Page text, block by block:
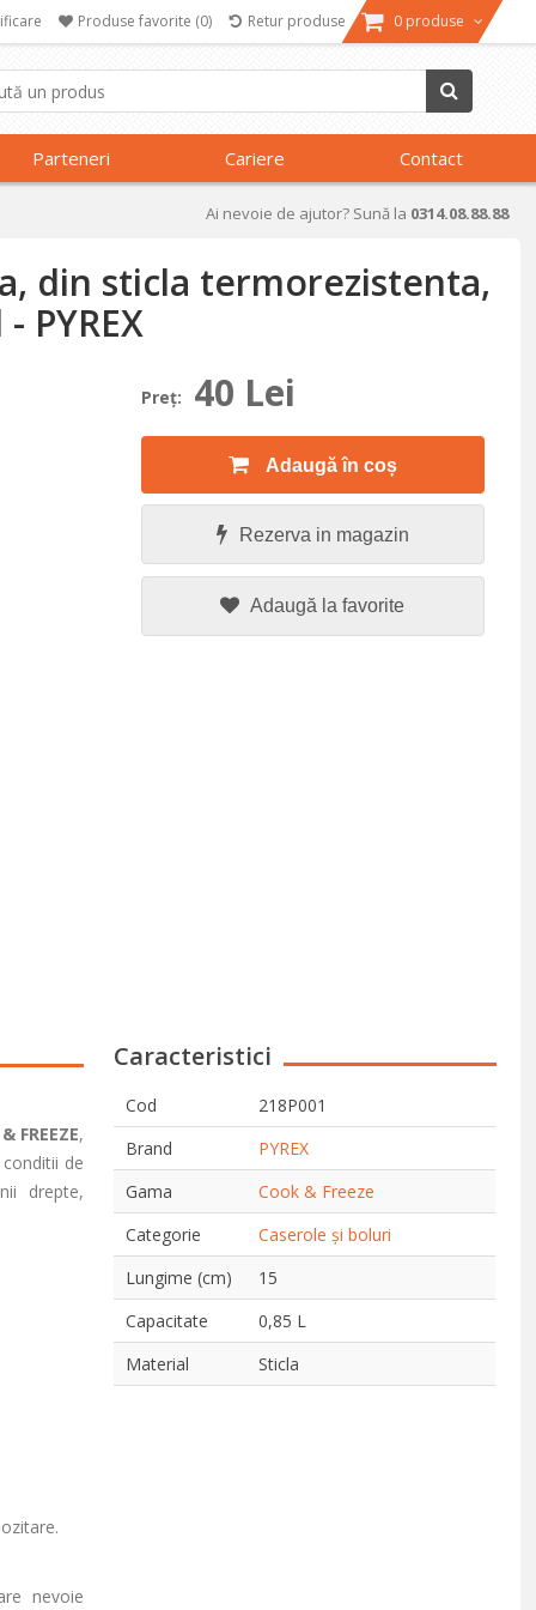
Produse favorite (0) Retur produse 0 produse
Parteneri Cariere Contact
Ai nevoie de ajutor? Sună la 0314.08.88.88
din sticla termorezistenta,
PYREX
Preţ: 40 Lei
Adaugă în coș
Rezerva in magazin
Adaugă la favorite
FREEZE,
de
drepte,
nevoie
Caracteristici
Cod
218P001
Brand
PYREX
Gama
Cook & Freeze
Categorie
Caserole și boluri
Lungime (cm)
15
Capacitate
0,85 L
Material
Sticla